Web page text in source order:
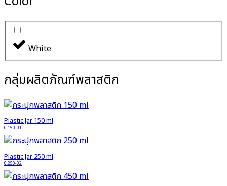
White
กลุ่มผลิตภัณฑ์พลาสติก
Plastic Jar 150 ml
0.150-01
Plastic Jar 250 ml
0.250-02